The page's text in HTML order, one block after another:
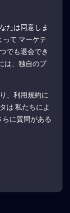
たは同意しま
って マーケテ
でも退会でき
は、独自のプ
、利用規約に
は 私たちによ
らに質問がある